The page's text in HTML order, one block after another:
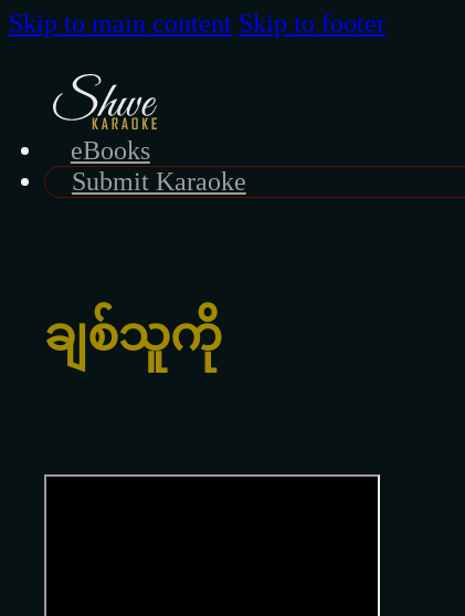
Skip to main content Skip to footer
eBooks
Submit Karaoke
ချစ်သူကို